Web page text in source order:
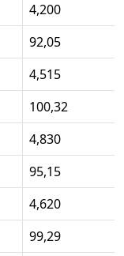
4,200
92,05
4,515
100,32
4,830
95,15
4,620
99,29